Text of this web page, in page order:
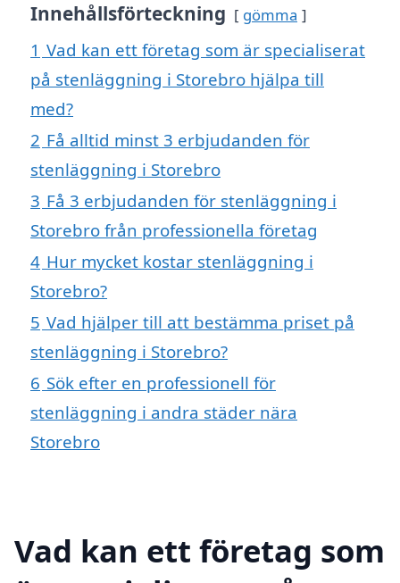
Innehållsförteckning gömma
1 Vad kan ett företag som är specialiserat
på stenläggning i Storebro hjälpa till
med?
2 Få alltid minst 3 erbjudanden för
stenläggning i Storebro
3 Få 3 erbjudanden för stenläggning i
Storebro från professionella företag
4 Hur mycket kostar stenläggning i
Storebro?
5 Vad hjälper till att bestämma priset på
stenläggning i Storebro?
6 Sök efter en professionell för
stenläggning i andra städer nära
Storebro
Vad kan ett företag som